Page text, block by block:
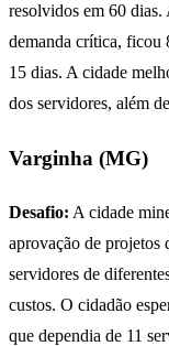
resolvidos em 60 dias.
demanda crítica, ficou
15 dias. A cidade
dos servidores, além
Varginha (MG)
Desafio: A cidade
aprovação de projetos
servidores de
custos. O cidadão
que dependia de 11